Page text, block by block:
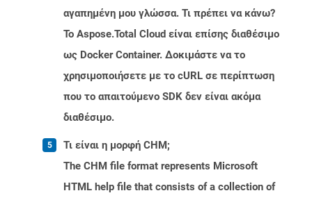
αγαπημένη μου γλώσσα. Τι πρέπει να κάνω?
Το Aspose.Total Cloud είναι επίσης διαθέσιμο
ως Docker Container. Δοκιμάστε να το
χρησιμοποιήσετε με το cURL σε περίπτωση
που το απαιτούμενο SDK δεν είναι ακόμα
διαθέσιμο.
Τι είναι η μορφή CHM;
The CHM file format represents Microsoft
HTML help file that consists of a collection of